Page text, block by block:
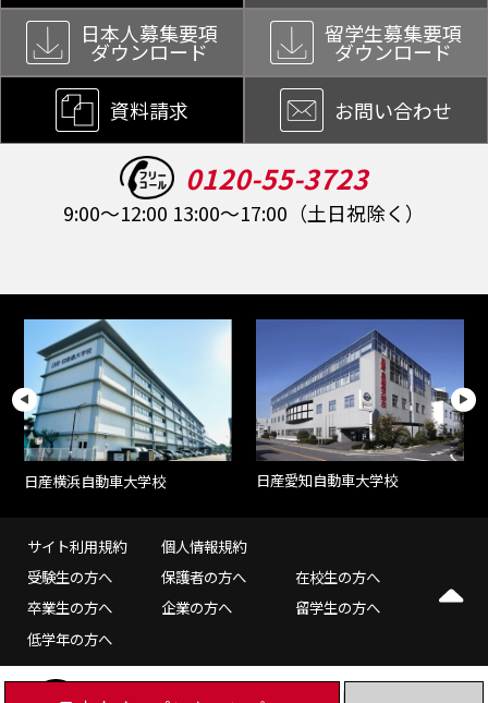
日本人募集要項
ダウンロード
留学生募集要項
ダウンロード
資料請求 お問い合わせ
0120-55-3723
9:00～12:00 13:00～17:00（土日祝除く）
日産横浜自動車大学校 日産愛知自動車大学校
サイト利用規約
個人情報規約
受験生の方へ
保護者の方へ
在校生の方へ
卒業生の方へ
企業の方へ
留学生の方へ
低学年の方へ
©NISSAN AUTOMOBILE TECHNICAL COLLEGE